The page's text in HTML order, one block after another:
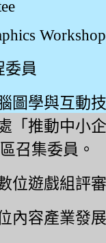
委員
圖學與互動
「推動中小
召集委員。
位遊戲組評
內容產業發